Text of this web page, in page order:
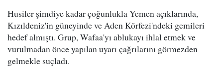
Husiler şimdiye kadar çoğunlukla Yemen açıklarında,
Kızıldeniz'in güneyinde ve Aden Körfezi'ndeki gemileri
hedef almıştı. Grup, Wafaa'yı ablukayı ihlal etmek ve
vurulmadan önce yapılan uyarı çağrılarını görmezden
gelmekle suçladı.